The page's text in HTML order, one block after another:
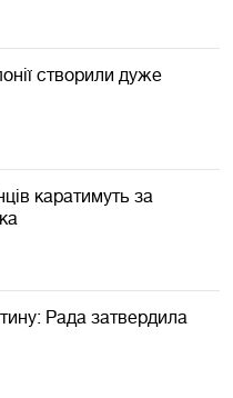
створили дуже
каратимуть за
Рада затвердила